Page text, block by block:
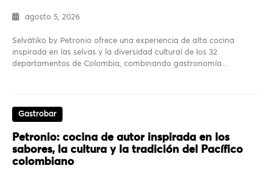
agosto 5, 2026
Selvátiko by Petronio ofrece una experiencia de alta cocina
inspirada en las selvas y la diversidad cultural de los 32
departamentos de Colombia, combinando gastronomía…
Gastrobar
Petronio: cocina de autor inspirada en los
sabores, la cultura y la tradición del Pacífico
colombiano